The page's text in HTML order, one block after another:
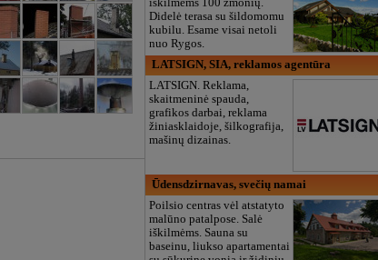
Didelė terasa su šildomomu
kubilu. Esame visai netoli
nuo Rygos.
LATSIGN, SIA, reklamos agentūra
LATSIGN. Reklama,
skaitmeninė spauda,
grafikos darbai, reklama
žiniasklaidoje, šilkografija,
mašinų dizainas.
Ūdensdzirnavas, svečių namai
Poilsio centras vėl atstatyto
malūno patalpose. Salė
iškilmėms. Sauna su
baseinu, liukso apartamentai